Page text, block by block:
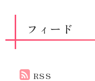
フィード
RSS